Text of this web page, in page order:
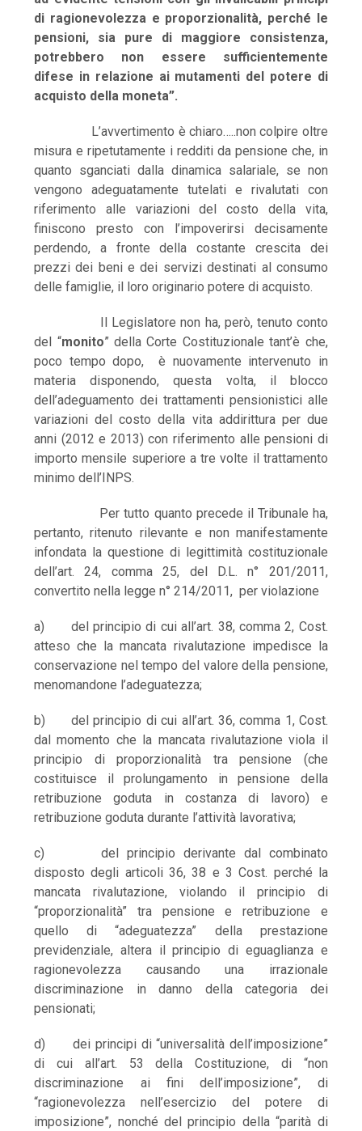
di ragionevolezza e proporzionalità, perché le
pensioni, sia pure di maggiore consistenza,
potrebbero non essere sufficientemente
difese in relazione ai mutamenti del potere di
acquisto della moneta”.
L’avvertimento è chiaro…..non colpire oltre
misura e ripetutamente i redditi da pensione che, in
quanto sganciati dalla dinamica salariale, se non
vengono adeguatamente tutelati e rivalutati con
riferimento alle variazioni del costo della vita,
finiscono presto con l’impoverirsi decisamente
perdendo, a fronte della costante crescita dei
prezzi dei beni e dei servizi destinati al consumo
delle famiglie, il loro originario potere di acquisto.
Il Legislatore non ha, però, tenuto conto
del “monito” della Corte Costituzionale tant’è che,
poco tempo dopo, è nuovamente intervenuto in
materia disponendo, questa volta, il blocco
dell’adeguamento dei trattamenti pensionistici alle
variazioni del costo della vita addirittura per due
anni (2012 e 2013) con riferimento alle pensioni di
importo mensile superiore a tre volte il trattamento
minimo dell’INPS.
Per tutto quanto precede il Tribunale ha,
pertanto, ritenuto rilevante e non manifestamente
infondata la questione di legittimità costituzionale
dell’art. 24, comma 25, del D.L. n° 201/2011,
convertito nella legge n° 214/2011, per violazione
a) del principio di cui all’art. 38, comma 2, Cost.
atteso che la mancata rivalutazione impedisce la
conservazione nel tempo del valore della pensione,
menomandone l’adeguatezza;
b) del principio di cui all’art. 36, comma 1, Cost.
dal momento che la mancata rivalutazione viola il
principio di proporzionalità tra pensione (che
costituisce il prolungamento in pensione della
retribuzione goduta in costanza di lavoro) e
retribuzione goduta durante l’attività lavorativa;
c) del principio derivante dal combinato
disposto degli articoli 36, 38 e 3 Cost. perché la
mancata rivalutazione, violando il principio di
“proporzionalità” tra pensione e retribuzione e
quello di “adeguatezza” della prestazione
previdenziale, altera il principio di eguaglianza e
ragionevolezza causando una irrazionale
discriminazione in danno della categoria dei
pensionati;
d) dei principi di “universalità dell’imposizione”
di cui all’art. 53 della Costituzione, di “non
discriminazione ai fini dell’imposizione”, di
“ragionevolezza nell’esercizio del potere di
imposizione”, nonché del principio della “parità di